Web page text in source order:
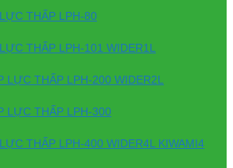
THẤP LPH-80
THẤP LPH-101 WIDER1L
LỰC THẤP LPH-200 WIDER2L
LỰC THẤP LPH-300
THẤP LPH-400 WIDER4L KIWAMI4